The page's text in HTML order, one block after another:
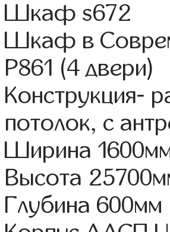
Шкаф s672
Шкаф в
Р861 (4 двери)
Конструкция-
потолок, с
Ширина
Высота
Глубина 600мм